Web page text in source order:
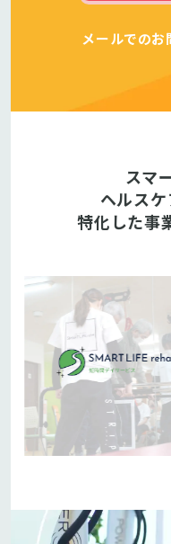
メールでのお
スマ
ヘルス
特化した事